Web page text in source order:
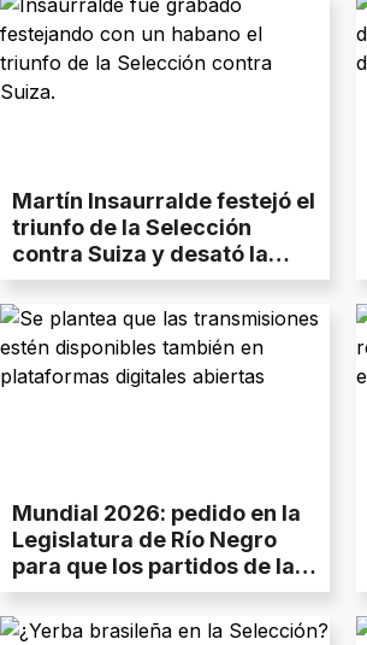
Martín Insaurralde festejó el
triunfo de la Selección
contra Suiza y desató la
polémica
Mundial 2026: pedido en la
Legislatura de Río Negro
para que los partidos de la
Selección se puedan ver
gratis por Canal 10